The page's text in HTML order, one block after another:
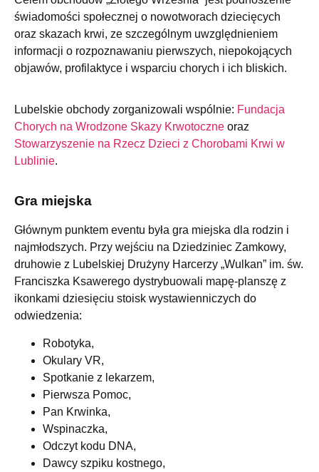
świadomości społecznej o nowotworach dziecięcych
oraz skazach krwi, ze szczególnym uwzględnieniem
informacji o rozpoznawaniu pierwszych, niepokojących
objawów, profilaktyce i wsparciu chorych i ich bliskich.
Lubelskie obchody zorganizowali wspólnie: Fundacja
Chorych na Wrodzone Skazy Krwotoczne oraz
Stowarzyszenie na Rzecz Dzieci z Chorobami Krwi w
Lublinie.
Gra miejska
Głównym punktem eventu była gra miejska dla rodzin i
najmłodszych. Przy wejściu na Dziedziniec Zamkowy,
druhowie z Lubelskiej Drużyny Harcerzy „Wulkan” im. św.
Franciszka Ksawerego dystrybuowali mapę-planszę z
ikonkami dziesięciu stoisk wystawienniczych do
odwiedzenia:
Robotyka,
Okulary VR,
Spotkanie z lekarzem,
Pierwsza Pomoc,
Pan Krwinka,
Wspinaczka,
Odczyt kodu DNA,
Dawcy szpiku kostnego,